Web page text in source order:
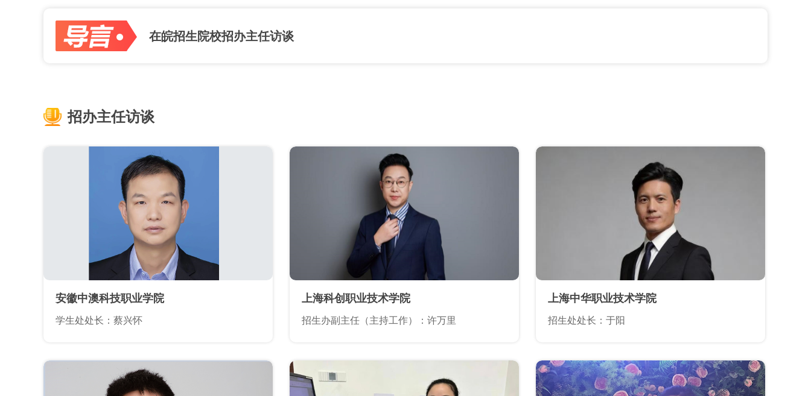
在皖招生院校招办主任访谈
招办主任访谈
安徽中澳科技职业学院
学生处处长：蔡兴怀
上海科创职业技术学院
招生办副主任（主持工作）：许万里
上海中华职业技术学院
招生处处长：于阳